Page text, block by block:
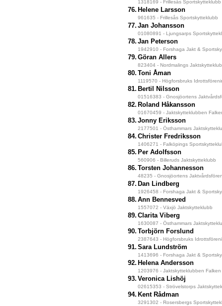
1318169 - Frillesås Sportskytteklubb
76. Helene Larsson
961635 - Frillesås Sportskytteklubb
77. Jan Johansson
01080891 - Ljungsarps
78. Jan Peterson
1942910 - Forshaga Jakt &
79. Göran Allers
823404 - Nordmalings
80. Toni Åman
1119570 - Högforsbruks
81. Bertil Nilsson
01516383 - Gnosjöortens
82. Roland Håkansson
01670459 - Jaktskytteklubben
83. Jonny Eriksson
2177501 - Östhammars
84. Christer Fredriksson
1406271 - Falköpings
85. Per Adolfsson
560906 - Billeruds Jaktskytteklubb
86. Torsten Johannesson
48235 - Gnosjöortens
87. Dan Lindberg
1926458 - Forshaga Jakt &
88. Ann Bennesved
1557072 - Växjö Jaktskytteklubb
89. Clarita Viberg
1630087 - Östhammars
90. Torbjörn Forslund
2387643 - Högforsbruks
91. Sara Lundström
1413696 - Forshaga Jakt &
92. Helena Andersson
1203976 - Jaktskytteklubben Falken
93. Veronica Lishöj
02615353 - Strövelstorps
94. Kent Rådman
3291302 - Rosersbergs